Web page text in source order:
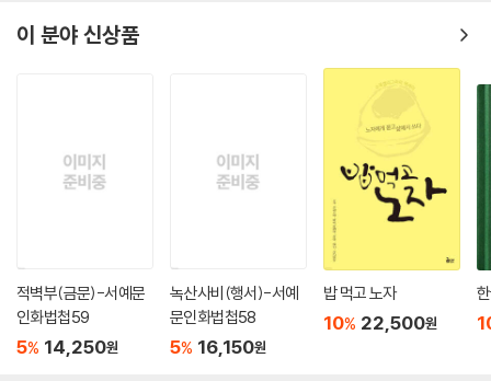
제92화 함께가자! 우리 이 길을_공명 349
제97화 행복한 습관이 행복을 만든다_고미숙 373
제98화 시종일관, 늘 처음처럼_이봉준 378
에필로그 389
글이 아닌 글씨를 쓰는 작가 석산 진성영 씨는 "글씨가 글이 되고 글이 글씨
"원래 글씨를 쓰는 일이 본업인데 거기에 글까지 자연스럽게 녹아내기란
취감은 말로 표현할 수 없을만큼 큰 기쁨과 보람으로 남았다며 장기전으로
치닫고 있는 코로나19 정국속에서 이 책 한권으로 서로를 위로하고 보듬
는 시간이 되었으면 한다."고 출간 소회를 밝혔다.
이 분야 신상품
적벽부(금문)-서예문
인화법첩59
5% 14,250원
녹산사비(행서)-서예
문인화법첩58
5% 16,150원
밥 먹고 노자
10% 22,500원